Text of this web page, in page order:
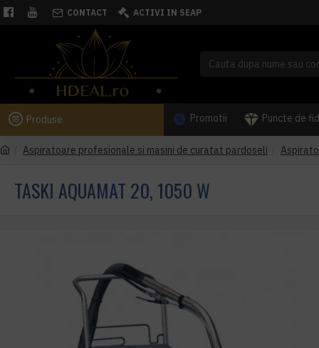
CONTACT ACTIVI IN SEAP
Produse Promotii Puncte de
Aspiratoare profesionale si masini de curatat pardoseli
TASKI AQUAMAT 20, 1050 W